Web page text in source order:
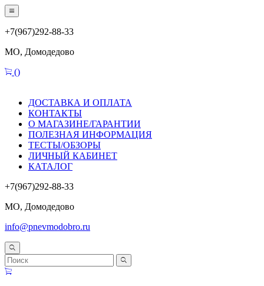
+7(967)292-88-33
МО, Домодедово
()
ДОСТАВКА И ОПЛАТА
КОНТАКТЫ
О МАГАЗИНЕ/ГАРАНТИИ
ПОЛЕЗНАЯ ИНФОРМАЦИЯ
ТЕСТЫ/ОБЗОРЫ
ЛИЧНЫЙ КАБИНЕТ
КАТАЛОГ
+7(967)292-88-33
МО, Домодедово
info@pnevmodobro.ru